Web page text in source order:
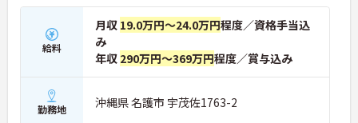
給料
月収 19.0万円～24.0万円程度／資格手当込
み
年収 290万円～369万円程度／賞与込み
勤務地 沖縄県 名護市 宇茂佐1763-2